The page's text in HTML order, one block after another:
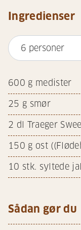
Ingredienser
600 g medister
25 g smør
2 dl Traeger
150 g ost
10 stk. syltede
Sådan gør du